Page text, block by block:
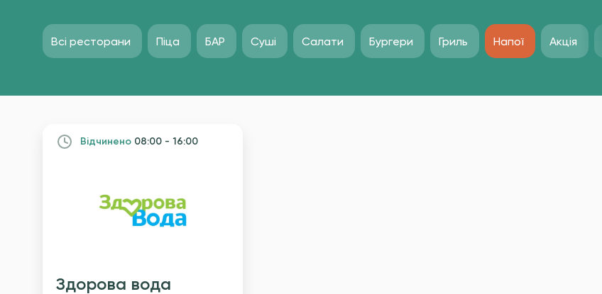
Всі ресторани Піца БАР Суші Салати Бургери Гриль Напої Акція
Вiдчинено 08:00 - 16:00
Здорова вода